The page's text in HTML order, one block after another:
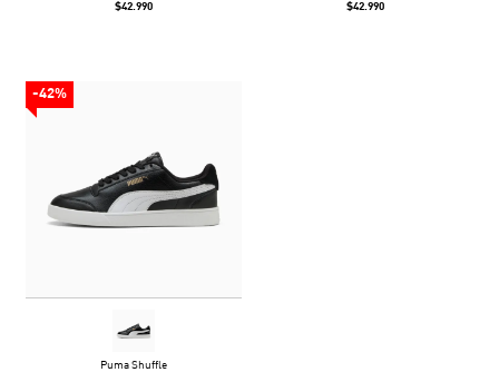
$42.990
$42.990
-42%
Puma Shuffle